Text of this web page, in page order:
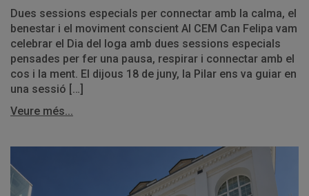
Dues sessions especials per connectar amb la calma, el
benestar i el moviment conscient Al CEM Can Felipa vam
celebrar el Dia del Ioga amb dues sessions especials
pensades per fer una pausa, respirar i connectar amb el
cos i la ment. El dijous 18 de juny, la Pilar ens va guiar en
una sessió […]
Veure més...